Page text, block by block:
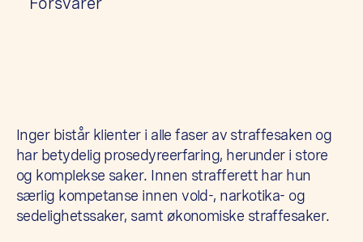
Inger bistår klienter i alle faser av straffesaken og
har betydelig prosedyreerfaring, herunder i store
og komplekse saker. Innen strafferett har hun
særlig kompetanse innen vold-, narkotika- og
sedelighetssaker, samt økonomiske straffesaker.